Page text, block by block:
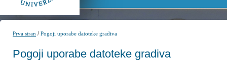
Prva stran /Pogoji uporabe datoteke gradiva
Pogoji uporabe datoteke gradiva